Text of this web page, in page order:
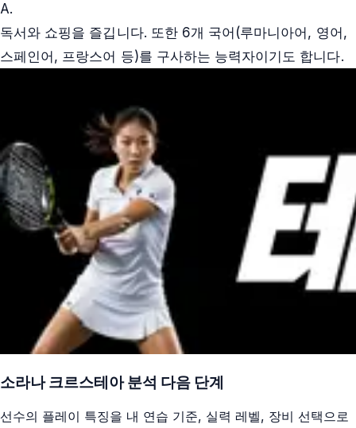
A.
독서와 쇼핑을 즐깁니다. 또한 6개 국어(루마니아어, 영어,
스페인어, 프랑스어 등)를 구사하는 능력자이기도 합니다.
소라나 크르스테아분석 다음 단계
선수의 플레이 특징을 내 연습 기준, 실력 레벨, 장비 선택으로